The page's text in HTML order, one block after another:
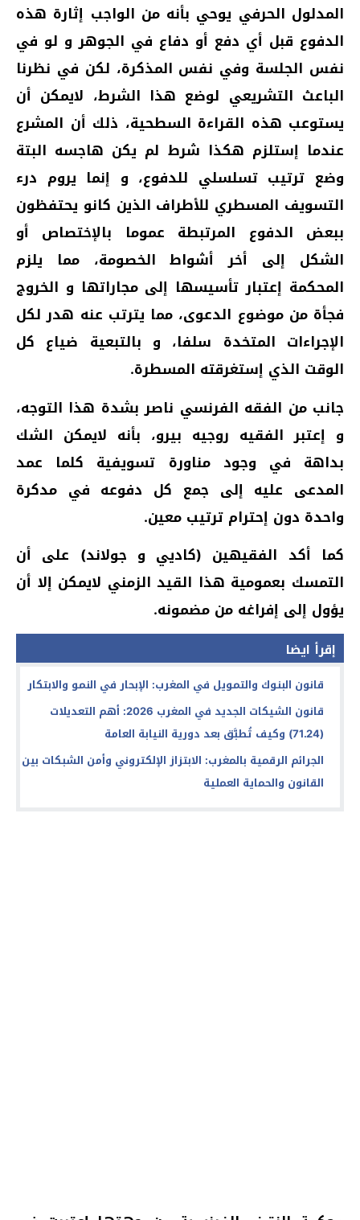
المدلول الحرفي يوحي بأنه من الواجب إثارة هذه
الدفوع قبل أي دفع أو دفاع في الجوهر و لو في
نفس الجلسة وفي نفس المذكرة، لكن في نظرنا
الباعث التشريعي لوضع هذا الشرط، لايمكن أن
يستوعب هذه القراءة السطحية، ذلك أن المشرع
عندما إستلزم هكذا شرط لم يكن هاجسه البتة
وضع ترتيب تسلسلي للدفوع، و إنما يروم درء
التسويف المسطري للأطراف الذين كانو يحتفظون
ببعض الدفوع المرتبطة عموما بالإختصاص أو
الشكل إلى أخر أشواط الخصومة، مما يلزم
المحكمة إعتبار تأسيسها إلى مجاراتها و الخروج
فجأة من موضوع الدعوى، مما يترتب عنه هدر لكل
الإجراءات المتخدة سلفا، و بالتبعية ضياع كل
الوقت الذي إستغرقته المسطرة.
جانب من الفقه الفرنسي ناصر بشدة هذا التوجه،
و إعتبر الفقيه روجيه بيرو، بأنه لايمكن الشك
بداهة في وجود مناورة تسويفية كلما عمد
المدعى عليه إلى جمع كل دفوعه في مدكرة
واحدة دون إحترام ترتيب معين.
كما أكد الفقيهين (كاديي و جولاند) على أن
التمسك بعمومية هذا القيد الزمني لايمكن إلا أن
يؤول إلى إفراغه من مضمونه.
إقرأ ايضا
قانون البنوك والتمويل في المغرب: الإبحار في النمو والابتكار
قانون الشيكات الجديد في المغرب 2026: أهم التعديلات
(71.24) وكيف تُطبَّق بعد دورية النيابة العامة
الجرائم الرقمية بالمغرب: الابتزاز الإلكتروني وأمن الشبكات بين
القانون والحماية العملية